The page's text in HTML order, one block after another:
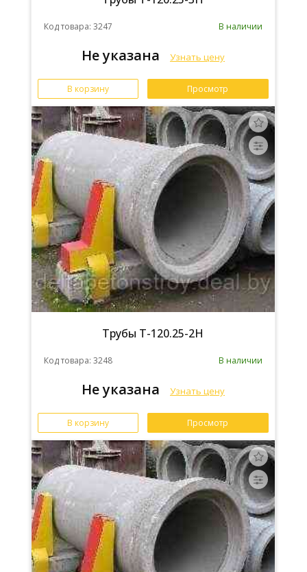
Код товара: 3247 В наличии
Не указана Узнать цену
В корзину Просмотр
Трубы Т-120.25-2Н
Код товара: 3248 В наличии
Не указана Узнать цену
В корзину Просмотр